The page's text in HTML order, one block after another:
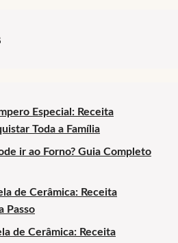
Especial: Receita
Toda a Família
ir ao Forno? Guia Completo
de Cerâmica: Receita
Passo
de Cerâmica: Receita